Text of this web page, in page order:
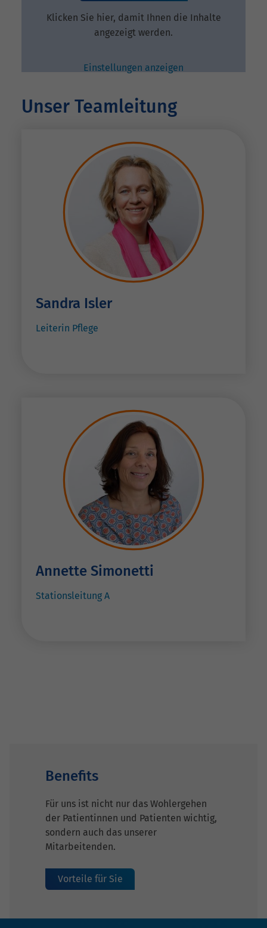
Klicken Sie hier, damit Ihnen die Inhalte
angezeigt werden.
Einstellungen anzeigen
Unser Teamleitung
Sandra Isler
Leiterin Pflege
Annette Simonetti
Stationsleitung A
Benefits
Für uns ist nicht nur das Wohlergehen
der Patientinnen und Patienten wichtig,
sondern auch das unserer
Mitarbeitenden.
Vorteile für Sie